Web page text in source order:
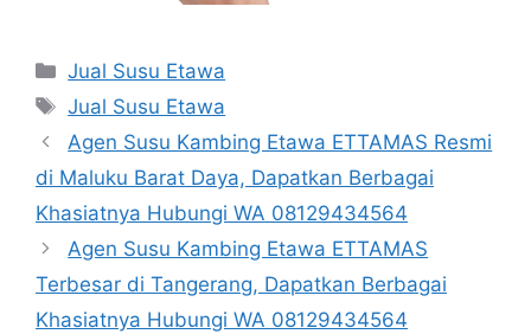
Categories
Jual Susu Etawa
Tags
Jual Susu Etawa
Agen Susu Kambing Etawa ETTAMAS Resmi
di Maluku Barat Daya, Dapatkan Berbagai
Khasiatnya Hubungi WA 08129434564
Agen Susu Kambing Etawa ETTAMAS
Terbesar di Tangerang, Dapatkan Berbagai
Khasiatnya Hubungi WA 08129434564